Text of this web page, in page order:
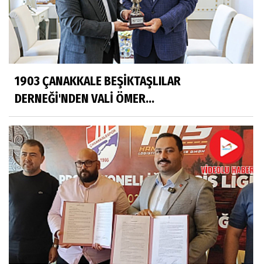
1903 ÇANAKKALE BEŞİKTAŞLILAR
DERNEĞİ'NDEN VALİ ÖMER...